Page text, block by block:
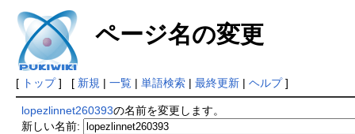
ページ名の変更
[ トップ] [ 新規 | 一覧| 単語検索| 最終更新| ヘルプ]
lopezlinnet260393の名前を変更します。
新しい名前: